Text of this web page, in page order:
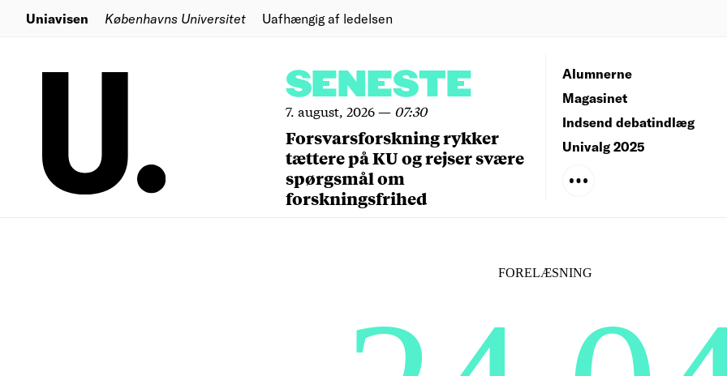
Uniavisen Københavns Universitet Uafhængig af ledelsen
SENESTE
7. august, 2026— 07:30
Forsvarsforskning rykker
tættere på KU og rejser svære
spørgsmål om
forskningsfrihed
Alumnerne
Magasinet
Indsend debatindlæg
Univalg 2025
FORELÆSNING